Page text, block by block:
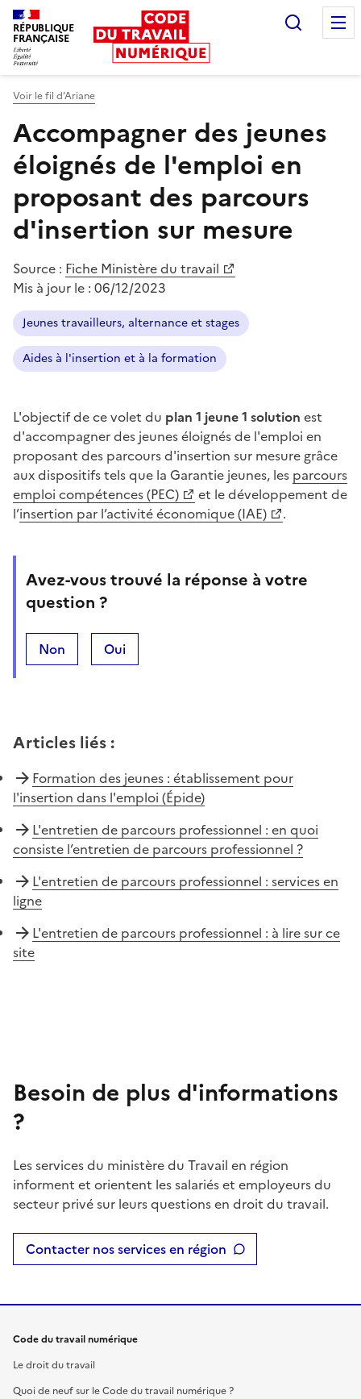
RÉPUBLIQUE
FRANÇAISE
Voir le fil d’Ariane
Accompagner des jeunes
éloignés de l'emploi en
proposant des parcours
d'insertion sur mesure
Source : Fiche Ministère du travail
Mis à jour le : 06/12/2023
Jeunes travailleurs, alternance et stages
Aides à l'insertion et à la formation
L'objectif de ce volet du plan 1 jeune 1 solution est
d'accompagner des jeunes éloignés de l'emploi en
proposant des parcours d'insertion sur mesure grâce
aux dispositifs tels que la Garantie jeunes, les parcours
emploi compétences (PEC)
et le développement de
l’insertion par l’activité économique (IAE) .
Avez-vous trouvé la réponse à votre
question ?
Non Oui
Articles liés :
Formation des jeunes : établissement pour
l'insertion dans l'emploi (Épide)
L'entretien de parcours professionnel : en quoi
consiste l’entretien de parcours professionnel ?
L'entretien de parcours professionnel : services en
ligne
L'entretien de parcours professionnel : à lire sur ce
site
Besoin de plus d'informations
?
Les services du ministère du Travail en région
informent et orientent les salariés et employeurs du
secteur privé sur leurs questions en droit du travail.
Contacter nos services en région
Code du travail numérique
Le droit du travail
Quoi de neuf sur le Code du travail numérique ?